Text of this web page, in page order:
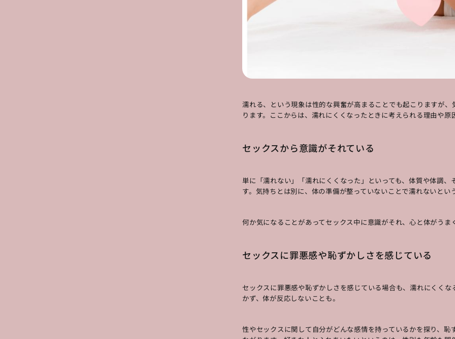
濡れる、という現象は性的な興奮が高まることでも起こりますが
ります。ここからは、濡れにくくなったときに考えられる理由や原
セックスから意識がそれている
単に「濡れない」「濡れにくくなった」といっても、体質や体調
す。気持ちとは別に、体の準備が整っていないことで濡れないとい
何か気になることがあってセックス中に意識がそれ、心と体がう
セックスに罪悪感や恥ずかしさを感じている
セックスに罪悪感や恥ずかしさを感じている場合も、濡れにくく
かず、体が反応しないことも。
性やセックスに関して自分がどんな感情を持っているかを探り、